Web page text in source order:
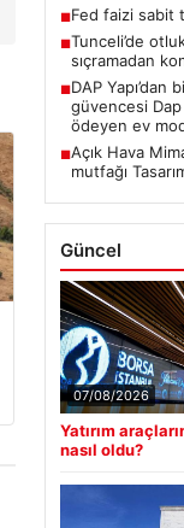
■Fed faizi sabit
■Tunceli’de
sıçramadan
■DAP Yapı’dan
güvencesi
ödeyen ev
■Açık Hava
mutfağı
Güncel
07/08/2026
Yatırım
nasıl oldu?